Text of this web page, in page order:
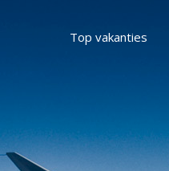
Top vakanties